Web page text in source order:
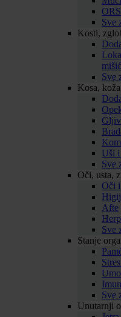
ORS
Sve
Kosti,
Sve
Kosa,
Uši
Sve
Oči, usta,
Oči
Afte
Sve
Stanje
Sve
Unutarnji